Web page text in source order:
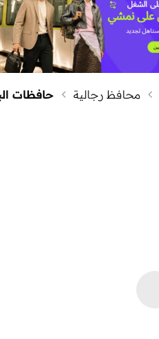
محافظ رجالية حافظات